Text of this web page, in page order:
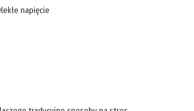
napięcie